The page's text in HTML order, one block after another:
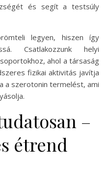
és segít a testsúly
legyen, hiszen így
Csatlakozzunk helyi
ahol a társaság
fizikai aktivitás javítja
a szerotonin termelést, ami
–
étrend